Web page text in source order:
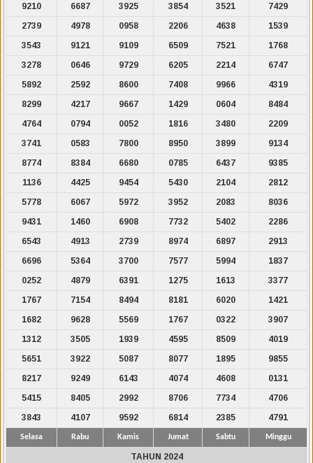
9210
6687 3925 3854 3521
7429
2739
4978 0958 2206 4638
1539
3543
9121 9109 6509 7521
1768
3278
0646 9729 6205 2214
6747
5892
2592 8600 7408 9966
4319
8299
4217 9667 1429 0604
8484
4764
0794 0052 1816 3480
2209
3741
0583 7800 8950 3899
9134
8774
8384 6680 0785 6437
9385
1136
4425 9454 5430 2104
2812
5778
6067 5972 3952 2083
8036
9431
1460 6908 7732 5402
2286
6543
4913 2739 8974 6897
2913
6696
5364 3700 7577 5994
1837
0252
4879 6391 1275 1613
3377
1767
7154 8494 8181 6020
1421
1682
9628 5569 1767 0322
3907
1312
3505 1939 4595 8509
4019
5651
3922 5087 8077 1895
9855
8217
9249 6143 4074 4608
0131
5415
8405 2992 8706 7734
4706
3843
4107 9592 6814 2385 4791
Selasa Rabu Kamis Jumat Sabtu Minggu
TAHUN 2024